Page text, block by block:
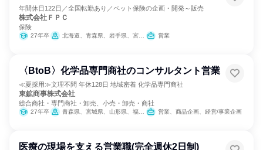
年間休日122日／全国転勤あり／ペット保険の企画・開発～販売
株式会社ＦＰＣ
保険
27年卒 北海道、青森県、岩手県、宮城県、秋田県、山形県、福島県、茨城県、栃木県、群馬県、埼玉県、千葉県、東京都、神奈川県、新潟県、富山県、石川県、福井県、山梨県、長野県、岐阜県、静岡県、愛知県、三重県、滋賀県、京都府、大阪府、兵庫県、奈良県、和歌山県、鳥取県、島根県、岡山県、広島県、山口県、徳島県、香川県、愛媛県、高知県、福岡県、佐賀県、長崎県、熊本県、大分県、宮崎県、鹿児島県、沖縄県 営業
〈BtoB〉化学品専門商社のコンサルタント営業
≪夏採用≫文理不問 年休128日 地域密着 化学品専門商社
東鉱商事株式会社
総合商社・専門商社・卸売、小売・卸売・商社
27年卒 青森県、宮城県、山形県、福島県、茨城県、栃木県、群馬県、千葉県、東京都 営業、商品企画、経営/事業企画
医療の現場を支える営業職(完全週休2日制)